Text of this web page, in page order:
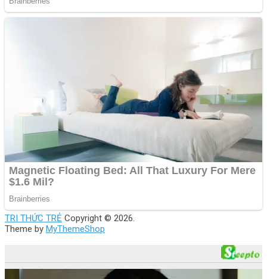
TRI THỨC TRẺ Copyright © 2026.
Theme by MyThemeShop